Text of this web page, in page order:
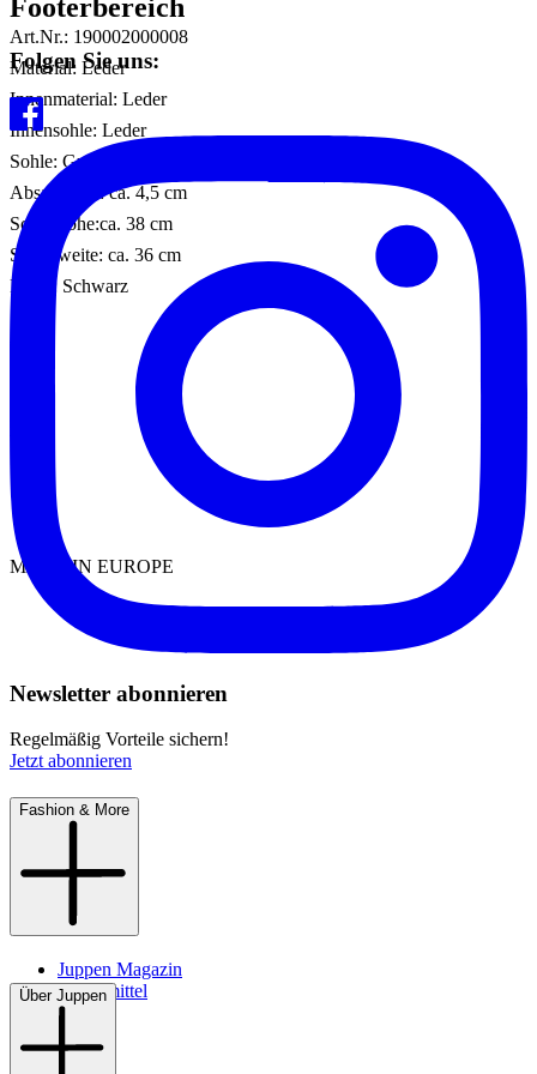
Art.Nr.: 190002000008
Material: Leder
Innenmaterial: Leder
Innensohle: Leder
Sohle: Gummisohle
Absatzhöhe: ca. 4,5 cm
Schafthöhe:ca. 38 cm
Schaftweite: ca. 36 cm
Farbe: Schwarz
MADE IN EUROPE
Footerbereich
Folgen Sie uns:
Newsletter abonnieren
Regelmäßig Vorteile sichern!
Jetzt abonnieren
Fashion & More
Juppen Magazin
Pflegemittel
Über Juppen